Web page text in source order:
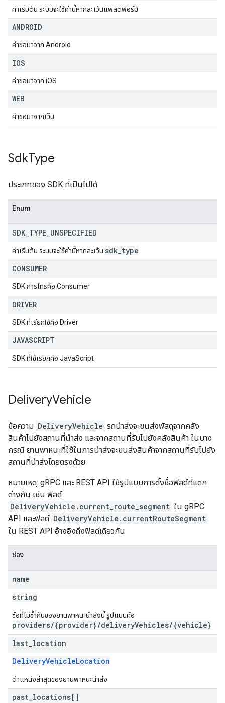
ค่าเริ่มต้น ระบบจะใช้ค่านี้หากละเว้นแพลตฟอร์ม
ANDROID
คำขอมาจาก Android
IOS
คำขอมาจาก iOS
WEB
คำขอมาจากเว็บ
SdkType
ประเภทของ SDK ที่เป็นไปได้
Enum
SDK TYPE UNSPECIFIED
ค่าเริ่มต้น ระบบจะใช้ค่านี้หากละเว้น sdk type
CONSUMER
SDK การโทรคือ Consumer
DRIVER
SDK ที่เรียกใช้คือ Driver
JAVASCRIPT
SDK ที่ใช้เรียกคือ JavaScript
DeliveryVehicle
ข้อความ DeliveryVehicle รถนำส่งจะขนส่งพัสดุจากคลัง
สินค้าไปยังสถานที่นำส่ง และจากสถานที่รับไปยังคลังสินค้า ในบาง
กรณี ยานพาหนะที่ใช้ในการนำส่งจะขนส่งสินค้าจากสถานที่รับไปยัง
สถานที่นำส่งโดยตรงด้วย
หมายเหตุ: gRPC และ REST API ใช้รูปแบบการตั้งชื่อฟิลด์ที่แตก
ต่างกัน เช่น ฟิลด์
DeliveryVehicle.current_route_segment ใน gRPC
API และฟิลด์ DeliveryVehicle.currentRouteSegment
ใน REST API อ้างอิงถึงฟิลด์เดียวกัน
ช่อง
name
string
ชื่อที่ไม่ซ้ำกันของยานพาหนะนำส่งนี้ รูปแบบคือ
providers/{provider}/deliveryVehicles/{vehicle}
last location
DeliveryVehicleLocation
ตำแหน่งล่าสุดของยานพาหนะนำส่ง
past locations[]